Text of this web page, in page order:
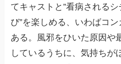
てキャストと”看病される
び”を楽しめる、いわばコ
ある。風邪をひいた原因や
しているうちに、気持ちが